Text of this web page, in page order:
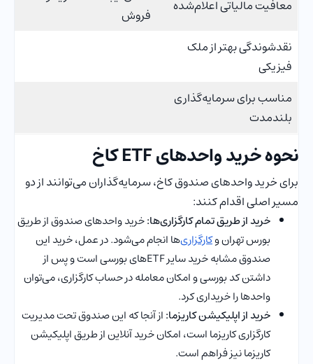
معافیت مالیاتی اعلام‌شده
فروش
نقدشوندگی بهتر از ملک
فیزیکی
مناسب برای سرمایه‌گذاری
بلندمدت
نحوه خرید واحدهای ETF کاخ
برای خرید واحدهای صندوق کاخ، سرمایه‌گذاران می‌توانند از دو
مسیر اصلی اقدام کنند:
خرید از طریق تمام کارگزاری‌ها:خرید واحدهای صندوق از طریق
بورس تهران وکارگزاری‌ها انجام می‌شود. در عمل، خرید این
صندوق مشابه خرید سایر ETFهای بورسی است و پس از
داشتن کد بورسی و امکان معامله در حساب کارگزاری، می‌توان
واحدها را خریداری کرد.
خرید از اپلیکیشن کاریزما:از آنجا که این صندوق تحت مدیریت
کارگزاری کاریزما است، امکان خرید آنلاین از طریق اپلیکیشن
کاریزما نیز فراهم است.